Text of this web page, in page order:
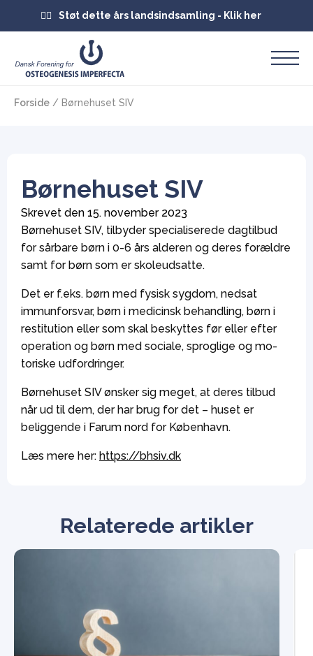
Støt dette års landsindsamling - Klik her
Forside / Børnehuset SIV
Børnehuset SIV
Skrevet den 15. november 2023
Børnehuset SIV, tilbyder specialiserede dagtilbud
for sårbare børn i 0-6 års alderen og deres forældre
samt for børn som er skoleudsatte.
Det er f.eks. børn med fysisk sygdom, nedsat
immunforsvar, børn i medicinsk behandling, børn i
restitution eller som skal beskyttes før eller efter
operation og børn med sociale, sproglige og mo-
toriske udfordringer.
Børnehuset SIV ønsker sig meget, at deres tilbud
når ud til dem, der har brug for det – huset er
beliggende i Farum nord for København.
Læs mere her: https://bhsiv.dk
Relaterede artikler